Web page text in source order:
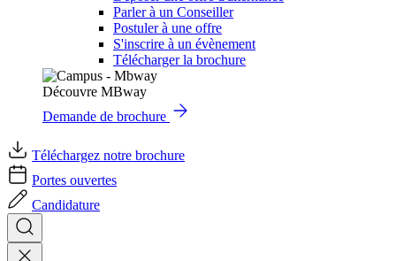
Parler à un Conseiller
Postuler à une offre
S'inscrire à un évènement
Télécharger la brochure
Découvre MBway
Demande de brochure
Téléchargez notre brochure
Portes ouvertes
Candidature